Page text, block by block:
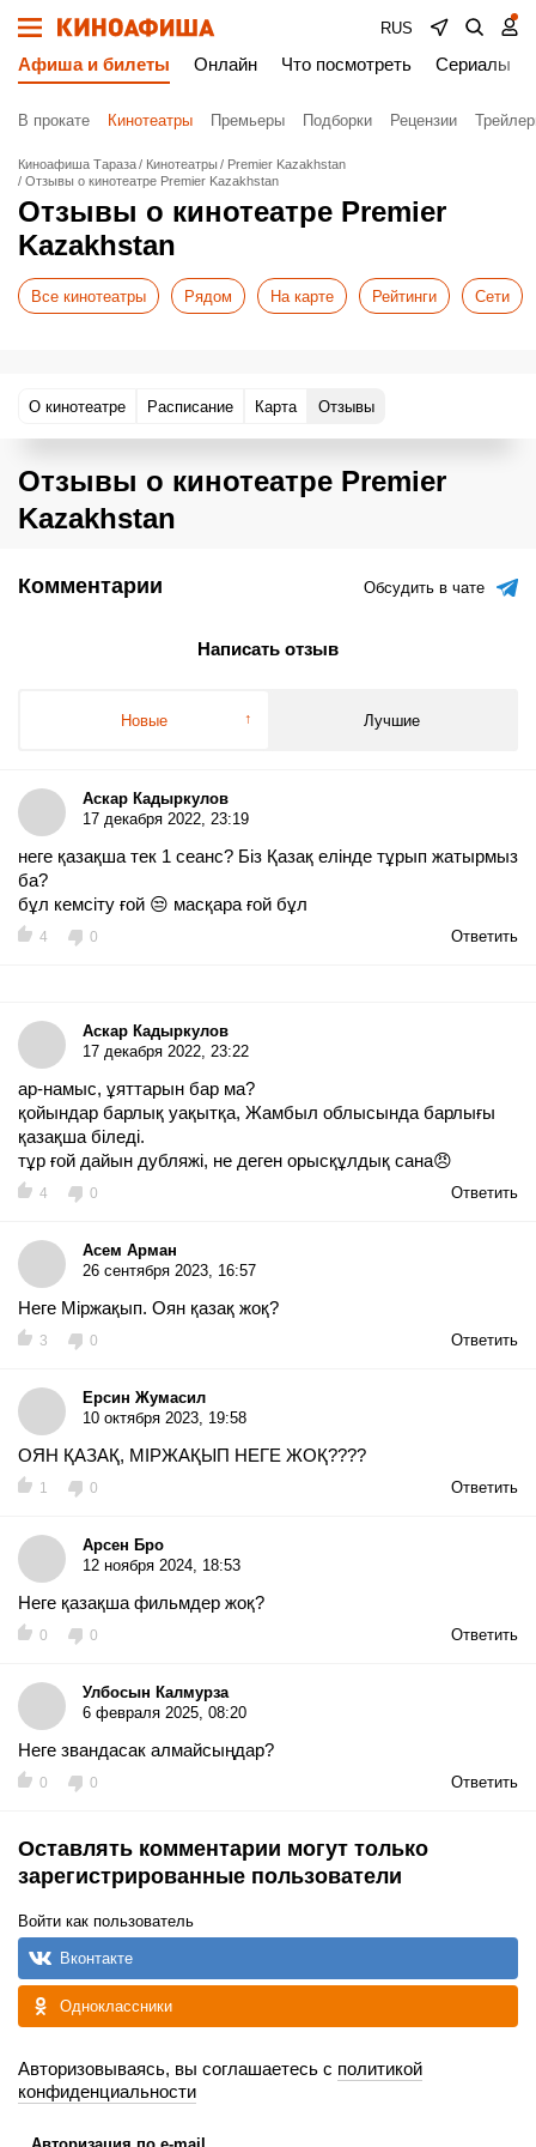
RUS
Афиша и билеты Онлайн Что посмотреть Сериалы
В прокате Кинотеатры Премьеры Подборки Рецензии
Киноафиша Тараза Кинотеатры
Premier Kazakhstan
Отзывы о кинотеатре Premier Kazakhstan
Отзывы о кинотеатре Premier
Kazakhstan
Все кинотеатры Рядом На карте Рейтинги Сети
О кинотеатре Расписание Карта Отзывы
Отзывы о кинотеатре Premier
Kazakhstan
Комментарии Обсудить в чате
Новые Лучшие
Написать отзыв
Аскар Кадыркулов
17 декабря 2022, 23:19
неге қазақша тек 1 сеанс? Біз Қазақ елінде тұрып жатырмыз
ба?
бұл кемсіту ғой 😒 масқара ғой бұл
4 0 Ответить
Аскар Кадыркулов
17 декабря 2022, 23:22
ар-намыс, ұяттарын бар ма?
қойындар барлық уақытқа, Жамбыл облысында барлығы
қазақша біледі.
тұр ғой дайын дубляжі, не деген орысқұлдық сана😠
4 0 Ответить
Асем Арман
26 сентября 2023, 16:57
Неге Міржақып. Оян қазақ жоқ?
3 0 Ответить
Ерсин Жумасил
10 октября 2023, 19:58
ОЯН ҚАЗАҚ, МІРЖАҚЫП НЕГЕ ЖОҚ????
1 0 Ответить
Арсен Бро
12 ноября 2024, 18:53
Неге қазақша фильмдер жоқ?
0 0 Ответить
Улбосын Калмурза
6 февраля 2025, 08:20
Неге звандасак алмайсыңдар?
0 0 Ответить
Оставлять комментарии могут только
зарегистрированные пользователи
Войти как пользователь
Вконтакте
Одноклассники
Авторизовываясь, вы соглашаетесь с политикой
конфиденциальности